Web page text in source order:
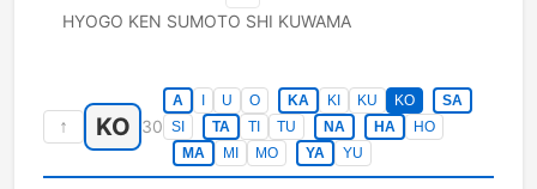
HYOGO KEN SUMOTO SHI KUWAMA
↑ KO 30
A U O KA KI KU KO
SA
SI
TA TI TU NA HA
HO
MA
MI MO YA YU